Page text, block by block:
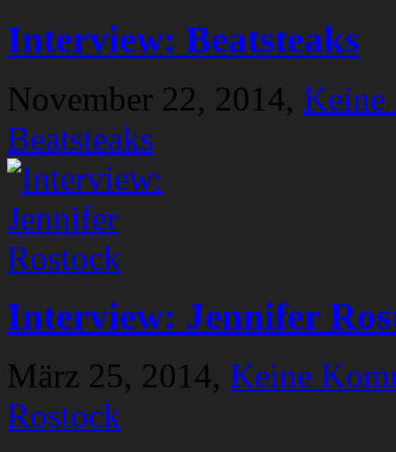
Interview: Beatsteaks
November 22, 2014, Keine
Beatsteaks
Interview: Jennifer
März 25, 2014, Keine
Rostock